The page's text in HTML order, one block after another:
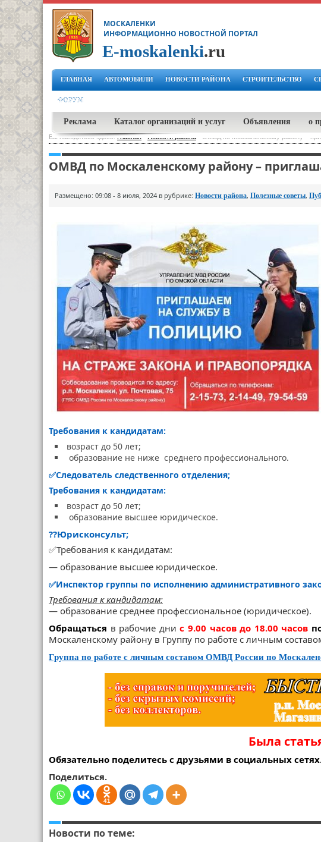
МОСКАЛЕНКИ
ИНФОРМАЦИОННО НОВОСТНОЙ ПОРТАЛ
E-moskalenki.ru
ГЛАВНАЯ АВТОМОБИЛИ НОВОСТИ РАЙОНА СТРОИТЕЛЬСТВО
ФОРУМ
Реклама Каталог организаций и услуг Объявления о
Вы находитесь здесь:Главная-Новости района ОМВД по Москаленскому району –
ОМВД по Москаленскому району –
Размещено: 09:08 - 8 июля, 2024 в рубрике: Новости района, Полезные советы,
Требования к кандидатам:
возраст до 50 лет;
образование не ниже среднего профессионального.
✅Следователь следственного отделения;
Требования к кандидатам:
возраст до 50 лет;
образование высшее юридическое.
?‍?Юрисконсульт;
✅Требования к кандидатам:
— образование высшее юридическое.
✅Инспектор группы по исполнению административного
Требования к кандидатам:
— образование среднее профессиональное (юридическое).
Обращаться в рабочие днис 9.00 часов до 18.00 часов
Москаленскому району в Группу по работе с личным
Группа по работе с личным составом ОМВД России по
Была
Обязательно поделитесь с друзьями в социальных
Поделиться.
41
Новости по теме: